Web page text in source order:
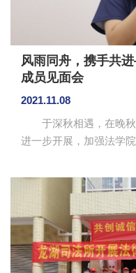
风雨同舟，携手共
成员见面会
2021.11.08
于深秋相遇，在晚秋
进一步开展，加强法学
学楼309室举行了团委
团委书记刘钰珊老师以及团委
李泳对所有新成员表示
并对本次活动流程进行
介绍，对十月份的工作
计划。为促进各成员之